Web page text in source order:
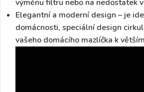
výměnu filtru nebo na nedostatek
Elegantní a moderní design – je
domácnosti, speciální design
vašeho domácího mazlíčka k